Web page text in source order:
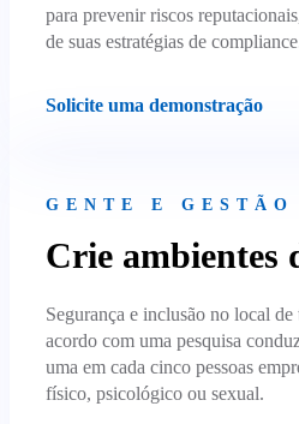
para prevenir riscos
de suas estratégias de
Solicite uma demonstração
GENTE E GESTÃO
Crie ambientes
Segurança e inclusão no local
acordo com uma pesquisa
uma em cada cinco pessoas
físico, psicológico ou sexual.